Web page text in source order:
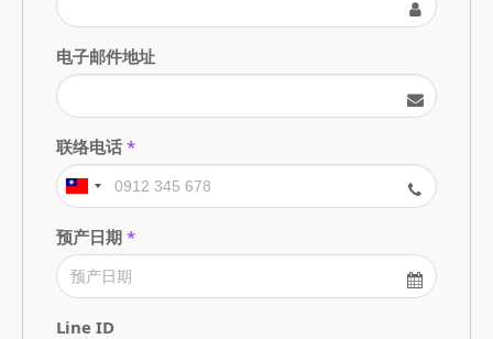
电子邮件地址
联络电话 *
预产日期 *
Line ID